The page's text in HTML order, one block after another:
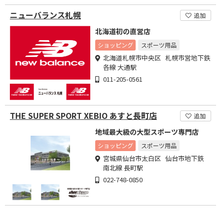
ニューバランス札幌 追加
北海道初の直営店
ショッピング スポーツ用品
北海道札幌市中央区 札幌市営地下鉄
各線 大通駅
011-205-0561
THE SUPER SPORT XEBIO あすと長町店 追加
地域最大級の大型スポーツ専門店
ショッピング スポーツ用品
宮城県仙台市太白区 仙台市地下鉄
南北線 長町駅
022-748-0850